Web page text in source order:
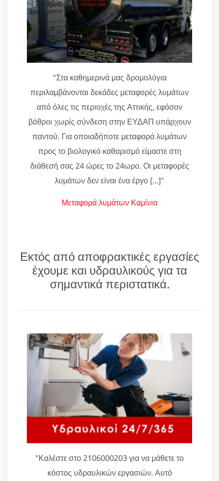
"Στα καθημερινά μας δρομολόγια
περιλαμβάνονται δεκάδες μεταφορές λυμάτων
από όλες τις περιοχές της Αττικής, εφόσον
βόθροι χωρίς σύνδεση στην ΕΥΔΑΠ υπάρχουν
παντού. Για οποιαδήποτε μεταφορά λυμάτων
προς το βιολογικό καθαρισμό είμαστε στη
διάθεσή σας 24 ώρες το 24ωρο. Οι μεταφορές
λυμάτων δεν είναι ένα έργο [...]"
Μεταφορά λυμάτων Καμίνια
Εκτός από αποφρακτικές εργασίες
έχουμε και υδραυλικούς για τα
σημαντικά περιστατικά.
"Καλέστε στο 2106000203 για να μάθετε το
κόστος υδραυλικών εργασιών. Αυτό